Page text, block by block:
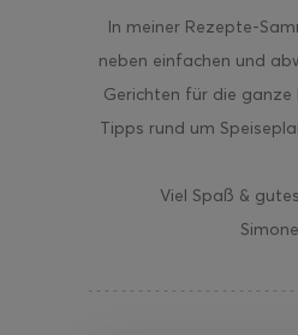
In meiner Rezepte-
neben einfachen und
Gerichten für die ganze
Tipps rund um
Viel Spaß &
Simone